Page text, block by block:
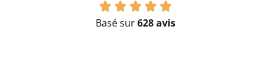
Basé sur628 avis